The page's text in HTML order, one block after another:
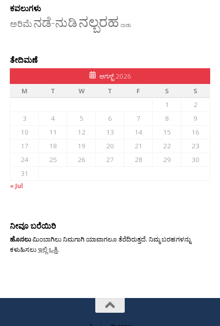
ಕವಲುಗಳು
ಅರಿಮೆನಡೆ-ನುಡಿನಲ್ಬರಹ ನಾಡು
ತೇದಿಮಣೆ
ಆಗಸ್ಟ್ 2026
M
T W T F S
S
1
2
3
4 5 6 7 8
9
10
11 12 13 14 15
16
17
18 19 20 21 22
23
24
25 26 27 28 29
30
31
« Jul
ನೀವೂ ಬರೆಯಿರಿ
ಹೊನಲುಮಿಂಬಾಗಿಲು ನಿಮಗಾಗಿ ಯಾವಾಗಲೂ ತೆರೆದಿರುತ್ತದೆ. ನಿಮ್ಮ ಬರಹಗಳನ್ನು
ಕಳುಹಿಸಲುಇಲ್ಲಿ ಒತ್ತಿ.